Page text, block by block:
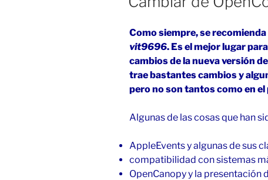
Como siempre, se
vit9696. Es el mejor lugar
cambios de la nueva versión
trae bastantes cambios y
pero no son tantos como en el
Algunas de las cosas que han
AppleEvents y algunas de sus
compatibilidad con sistemas
OpenCanopy y la presentación